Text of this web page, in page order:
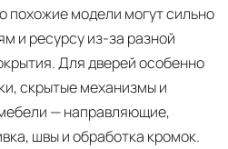
похожие модели могут сильно
и ресурсу из-за разной
Для дверей особенно
скрытые механизмы и
— направляющие,
швы и обработка кромок.